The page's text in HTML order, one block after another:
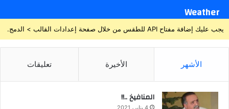
Weather
يجب عليك إضافة مفتاح API للطقس من خلال صفحة إعدادات القالب > الدمج.
الأشهر الأخيرة تعليقات
المنافيخ ..!!